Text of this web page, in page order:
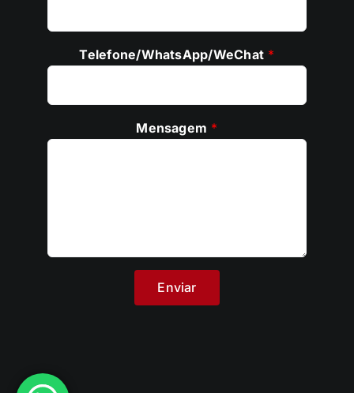
Telefone/WhatsApp/WeChat *
Mensagem *